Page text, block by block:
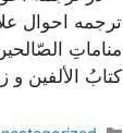
ترجمه احوال
مناماتِ
کتابُ الألفین و